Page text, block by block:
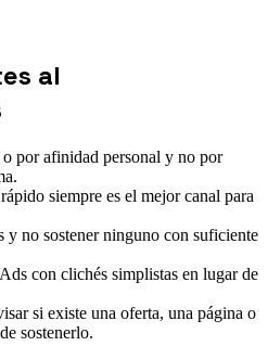
al
por afinidad personal y no por
siempre es el mejor canal para
y no sostener ninguno con suficiente
con clichés simplistas en lugar de
si existe una oferta, una página o
sostenerlo.